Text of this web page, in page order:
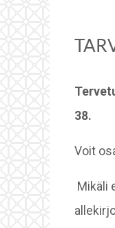
38.
Voit
Mikäli